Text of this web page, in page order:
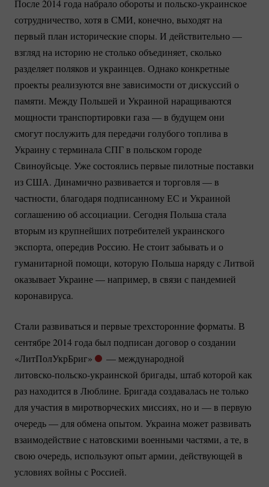
После 2014 года набрало обороты и польско-украинское
сотрудничество, хотя в СМИ, конечно, выходят на
первый план исторические споры. И действительно —
взгляд на историю не столько объединяет, сколько
разделяет поляков и украинцев. Однако конкретные
проекты реализуются вне зависимости от дискуссий о
памяти. Между Польшей и Украиной наращиваются
мощности транспортировки газа — в будущем они
смогут послужить для передачи голубого топлива в
Украину с терминала СПГ в польском городе
Свиноуйсьце. Уже состоялись первые пилотные поставки
из США. Динамично развивается и торговля — в
частности, благодаря подписанному ЕС и Украиной
соглашению об ассоциации. Сегодня Польша стала
вторым из крупнейших потребителей украинского
экспорта, опередив Россию. Не стоит забывать и о
гуманитарной помощи, которую Польша наряду с Литвой
оказывает Украине — например, в связи с пандемией
коронавируса.
Стали развиваться и первые трехсторонние форматы. В
сентябре 2014 года был подписан договор о создании
«ЛитПолУкрБриг»
— международной
литовско-польско-украинской бригады, штаб которой как
раз находится в Люблине. Бригада создавалась не только
для участия в миротворческих миссиях, но и — в первую
очередь — для обмена опытом. Украина может развивать
взаимодействие с натовскими военными частями, а те, в
свою очередь, используют опыт армии, действующей в
условиях войны с Россией.